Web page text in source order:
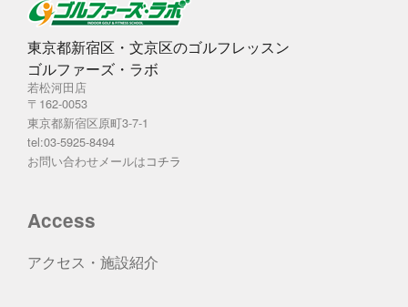
東京都新宿区・文京区のゴルフレッスン
ゴルファーズ・ラボ
若松河田店
〒162-0053
東京都新宿区原町3-7-1
tel:03-5925-8494
お問い合わせメールはコチラ
Access
アクセス・施設紹介